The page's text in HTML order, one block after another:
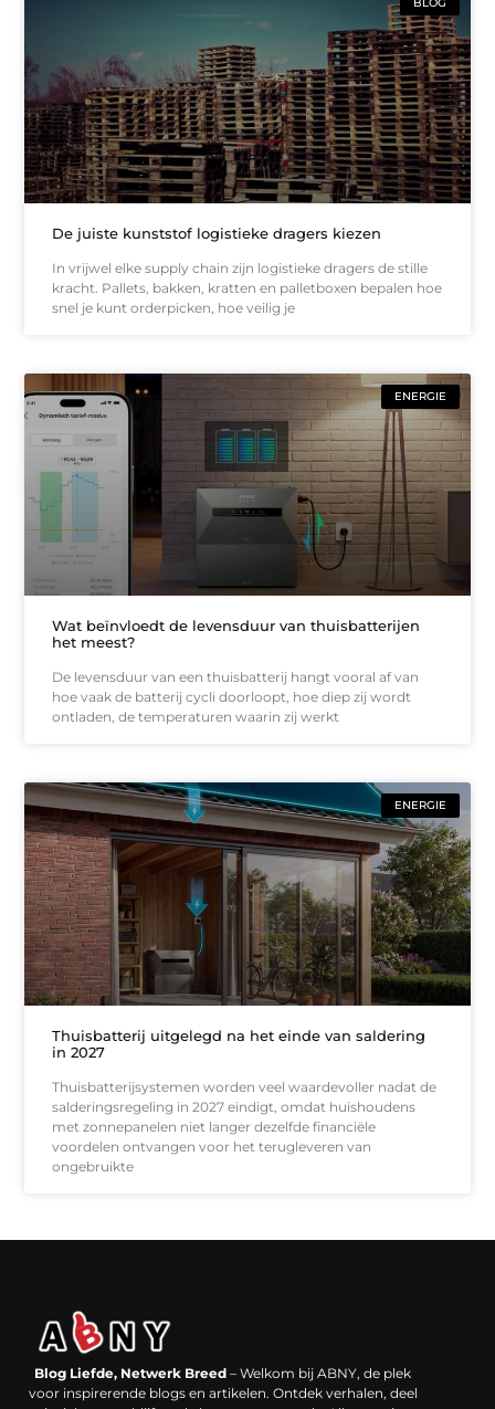
De juiste kunststof logistieke dragers kiezen
In vrijwel elke supply chain zijn logistieke dragers de stille
kracht. Pallets, bakken, kratten en palletboxen bepalen hoe
snel je kunt orderpicken, hoe veilig je
ENERGIE
Wat beïnvloedt de levensduur van thuisbatterijen
het meest?
De levensduur van een thuisbatterij hangt vooral af van
hoe vaak de batterij cycli doorloopt, hoe diep zij wordt
ontladen, de temperaturen waarin zij werkt
ENERGIE
Thuisbatterij uitgelegd na het einde van saldering
in 2027
Thuisbatterijsystemen worden veel waardevoller nadat de
salderingsregeling in 2027 eindigt, omdat huishoudens
met zonnepanelen niet langer dezelfde financiële
voordelen ontvangen voor het terugleveren van
ongebruikte
Blog Liefde, Netwerk Breed – Welkom bij ABNY, de plek
voor inspirerende blogs en artikelen. Ontdek verhalen, deel